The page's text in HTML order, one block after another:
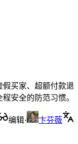
买家、超额付款退
安全的防范习惯。
编辑·
卞芬薇